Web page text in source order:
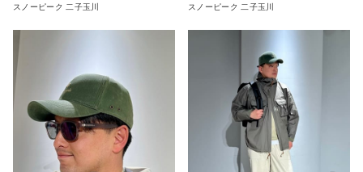
スノーピーク 二子玉川
スノーピーク 二子玉川